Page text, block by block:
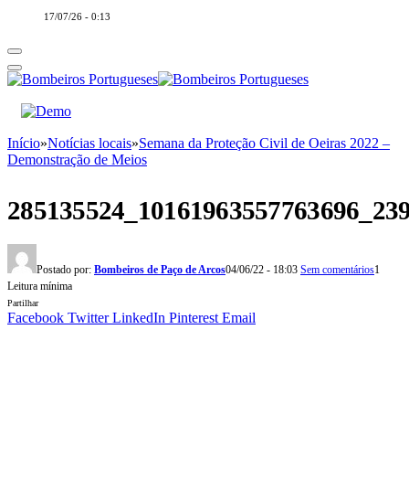
17/07/26 - 0:13
Início»Notícias locais»Semana da Proteção Civil de Oeiras 2022 –
Demonstração de Meios
Postado por: Bombeiros de Paço de Arcos04/06/22 - 18:03 Sem comentários1
Leitura mínima
Partilhar
Facebook Twitter LinkedIn Pinterest Email